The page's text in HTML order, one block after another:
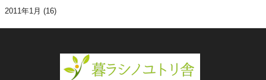
2011年1月 (16)